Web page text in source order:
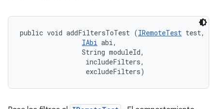
public void addFiltersToTest (IRemoteTest test,
IAbi abi,
                String moduleId,
includeFilters,
excludeFilters)